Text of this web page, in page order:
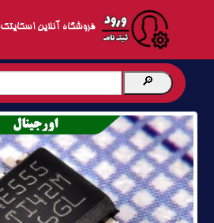
فروشگاه آنلاین اسکایتک